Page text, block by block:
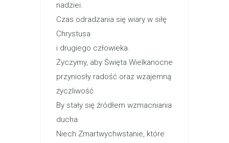
nadziei.
Czas odradzania się wiary w siłę
Chrystusa
i drugiego człowieka.
Życzymy, aby Święta Wielkanocne
przyniosły radość oraz wzajemną
życzliwość.
By stały się źródłem wzmacniania
ducha.
Niech Zmartwychwstanie, które